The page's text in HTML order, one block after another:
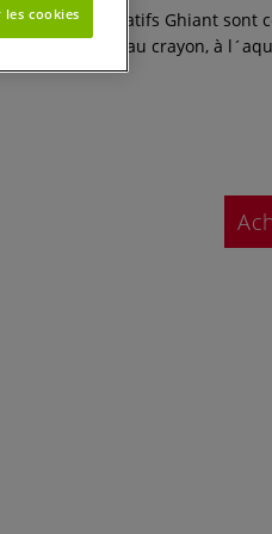
les fixatifs Ghiant sont
au fusain, au crayon, à
cookies